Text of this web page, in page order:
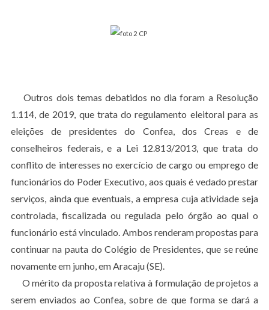
Outros dois temas debatidos no dia foram a Resolução
1.114, de 2019, que trata do regulamento eleitoral para as
eleições de presidentes do Confea, dos Creas e de
conselheiros federais, e a Lei 12.813/2013, que trata do
conflito de interesses no exercício de cargo ou emprego de
funcionários do Poder Executivo, aos quais é vedado prestar
serviços, ainda que eventuais, a empresa cuja atividade seja
controlada, fiscalizada ou regulada pelo órgão ao qual o
funcionário está vinculado. Ambos renderam propostas para
continuar na pauta do Colégio de Presidentes, que se reúne
novamente em junho, em Aracaju (SE).
O mérito da proposta relativa à formulação de projetos a
serem enviados ao Confea, sobre de que forma se dará a